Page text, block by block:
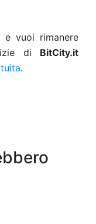
vuoi rimanere
di BitCity.it
.